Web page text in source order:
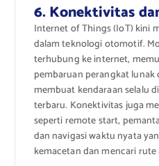
6. Konektivitas
Internet of Things (IoT) kini
dalam teknologi otomotif.
terhubung ke internet,
pembaruan perangkat
membuat kendaraan selalu
terbaru. Konektivitas juga
seperti remote start,
dan navigasi waktu nyata
kemacetan dan mencari